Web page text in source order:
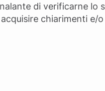
di verificarne lo
chiarimenti e/